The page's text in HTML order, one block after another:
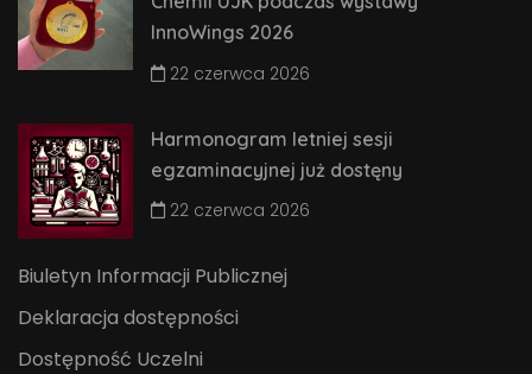
InnoWings 2026
22 czerwca 2026
Harmonogram letniej sesji
egzaminacyjnej już dostęny
22 czerwca 2026
Biuletyn Informacji Publicznej
Deklaracja dostępności
Dostępność Uczelni